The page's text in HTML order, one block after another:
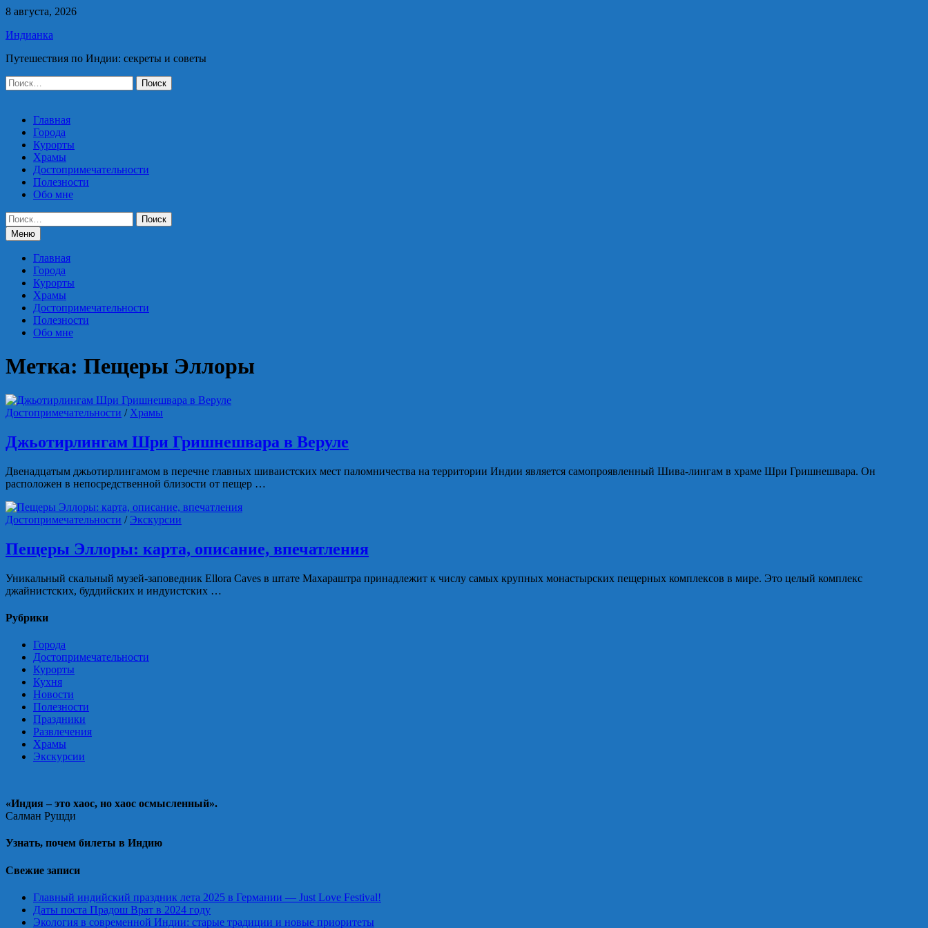
Перейти
содержимому
8 августа, 2026
Индианка
Путешествия по Индии: секреты и советы
Найти:
Главная
Города
Курорты
Храмы
Достопримечательности
Полезности
Обо мне
Найти:
Меню
Главная
Города
Курорты
Храмы
Достопримечательности
Полезности
Обо мне
Метка: Пещеры Эллоры
Достопримечательности / Храмы
Джьотирлингам Шри Гришнешвара в Веруле
Двенадцатым джьотирлингамом в перечне главных шиваистских мест паломничества на территории Индии является самопроявленный Шива-лингам в храме Шри Гришнешвара. Он
расположен в непосредственной близости от пещер …
Достопримечательности / Экскурсии
Пещеры Эллоры: карта, описание, впечатления
Уникальный скальный музей-заповедник Ellora Caves в штате Махараштра принадлежит к числу самых крупных монастырских пещерных комплексов в мире. Это целый комплекс
джайнистских, буддийских и индуистских …
Рубрики
Города
Достопримечательности
Курорты
Кухня
Новости
Полезности
Праздники
Развлечения
Храмы
Экскурсии
«Индия – это хаос, но хаос осмысленный».
Салман Рушди
Узнать, почем билеты в Индию
Свежие записи
Главный индийский праздник лета 2025 в Германии — Just Love Festival!
Даты поста Прадош Врат в 2024 году
Экология в современной Индии: старые традиции и новые приоритеты